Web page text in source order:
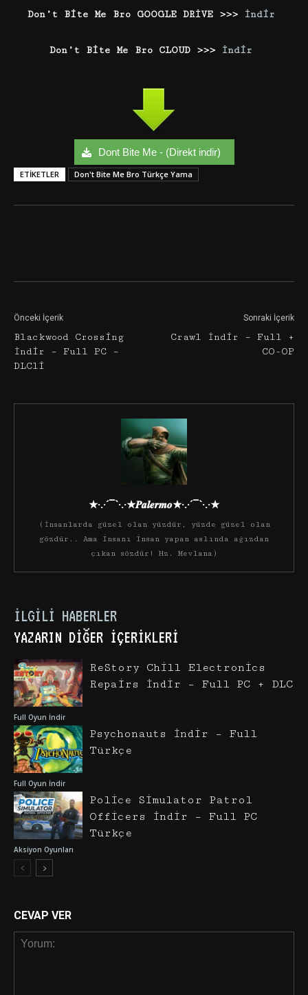
Don’t Bite Me Bro GOOGLE DRİVE >>> İndir
Don’t Bite Me Bro CLOUD >>> İndir
Dont Bite Me - (Direkt indir)
ETIKETLER Don't Bite Me Bro Türkçe Yama
Önceki İçerik
Blackwood Crossing
İndir – Full PC –
DLCli
Sonraki İçerik
Crawl İndir – Full +
CO-OP
★·.·´¯`·.·★𝑷𝒂𝒍𝒆𝒓𝒎𝒐★·.·´¯`·.·★
(İnsanlarda güzel olan yüzdür, yüzde güzel olan
gözdür.. Ama insanı insan yapan aslında ağızdan
çıkan sözdür! Hz. Mevlana)
İLGILI HABERLER
YAZARIN DIĞER İÇERIKLERI
Full Oyun İndir
ReStory Chill Electronics
Repairs İndir – Full PC + DLC
Full Oyun İndir
Psychonauts İndir – Full
Türkçe
Aksiyon Oyunları
Police Simulator Patrol
Officers İndir – Full PC
Türkçe
CEVAP VER